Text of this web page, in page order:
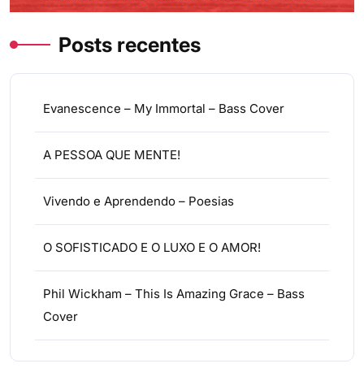
Posts recentes
Evanescence – My Immortal – Bass Cover
A PESSOA QUE MENTE!
Vivendo e Aprendendo – Poesias
O SOFISTICADO E O LUXO E O AMOR!
Phil Wickham – This Is Amazing Grace – Bass
Cover